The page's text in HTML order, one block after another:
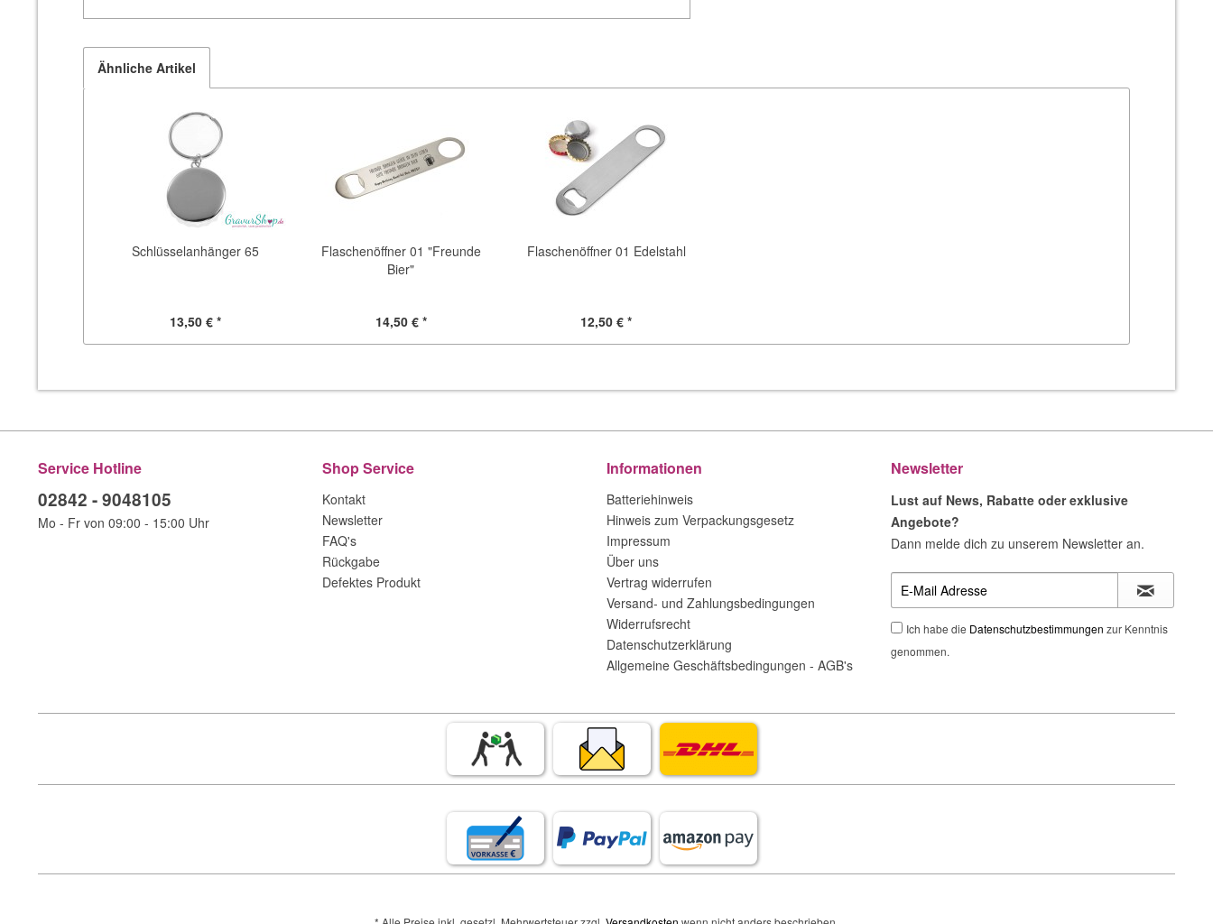
Ähnliche Artikel
Schlüsselanhänger 65
13,50 € *
Flaschenöffner 01 "Freunde
Bier"
14,50 € *
Flaschenöffner 01 Edelstahl
12,50 € *
Service Hotline
02842 - 9048105
Mo - Fr von 09:00 - 15:00 Uhr
Shop Service
Kontakt
Newsletter
FAQ's
Rückgabe
Defektes Produkt
Informationen
Batteriehinweis
Hinweis zum Verpackungsgesetz
Impressum
Über uns
Vertrag widerrufen
Versand- und Zahlungsbedingungen
Widerrufsrecht
Datenschutzerklärung
Allgemeine Geschäftsbedingungen - AGB's
Newsletter
Lust auf News, Rabatte oder exklusive
Angebote?
Dann melde dich zu unserem Newsletter an.
Ich habe die Datenschutzbestimmungen zur Kenntnis
genommen.